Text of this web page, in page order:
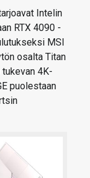
Intelin
RTX 4090 -
MSI
osalta Titan
4K-
puolestaan